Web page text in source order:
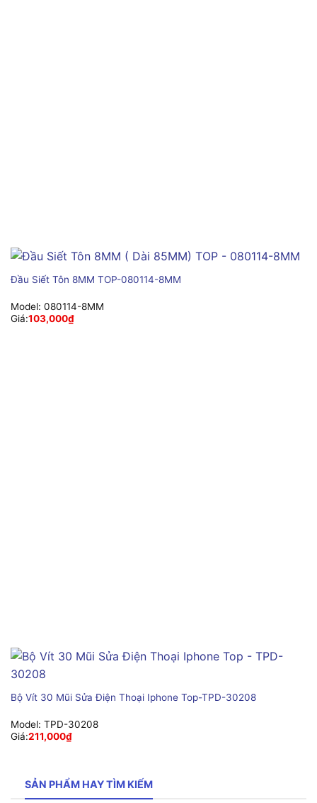
Đầu Siết Tôn 8MM TOP-080114-8MM
Model: 080114-8MM
Giá:103,000₫
Bộ Vít 30 Mũi Sửa Điện Thoại Iphone Top-TPD-30208
Model: TPD-30208
Giá:211,000₫
SẢN PHẨM HAY TÌM KIẾM